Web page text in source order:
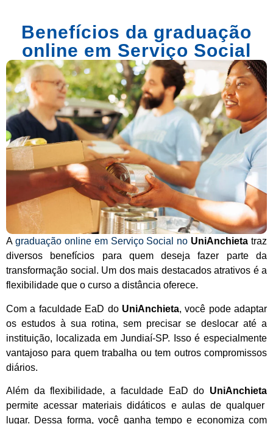
Benefícios da graduação
online em Serviço Social
A graduação online em Serviço Social no UniAnchieta traz
diversos benefícios para quem deseja fazer parte da
transformação social. Um dos mais destacados atrativos é a
flexibilidade que o curso a distância oferece.
Com a faculdade EaD do UniAnchieta, você pode adaptar
os estudos à sua rotina, sem precisar se deslocar até a
instituição, localizada em Jundiaí-SP. Isso é especialmente
vantajoso para quem trabalha ou tem outros compromissos
diários.
Além da flexibilidade, a faculdade EaD do UniAnchieta
permite acessar materiais didáticos e aulas de qualquer
lugar. Dessa forma, você ganha tempo e economiza com